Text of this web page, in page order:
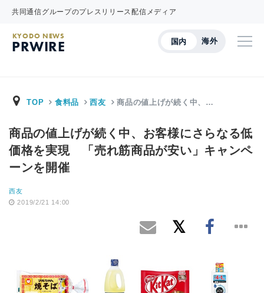
共同通信グループのプレスリリース配信メディア
国内 海外
KYODO NEWS
PRWIRE
TOP 食料品 西友 商品の値上げが続く中、…
商品の値上げが続く中、お客様にさらなる低
価格を実現 「売れ筋商品が安い」キャンペ
ーンを開催
西友
2019/2/21 14:00